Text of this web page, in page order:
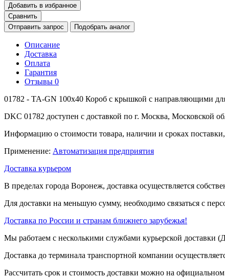
Добавить в избранное
Сравнить
Отправить запрос
Подобрать аналог
Описание
Доставка
Оплата
Гарантия
Отзывы 0
01782 - TA-GN 100x40 Короб с крышкой с направляющими
DKC 01782 доступен с доставкой по г. Москва, Московской
Информацию о стоимости товара, наличии и сроках
Применение: Автоматизация предприятия
Доставка курьером
В пределах города Воронеж, доставка осуществляется
Для доставки на меньшую сумму, необходимо связаться с
Доставка по России и странам ближнего зарубежья!
Мы работаем с несколькими службами курьерской
Доставка до терминала транспортной компании
Рассчитать срок и стоимость доставки можно на официальном